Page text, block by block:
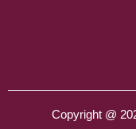
Copyright @